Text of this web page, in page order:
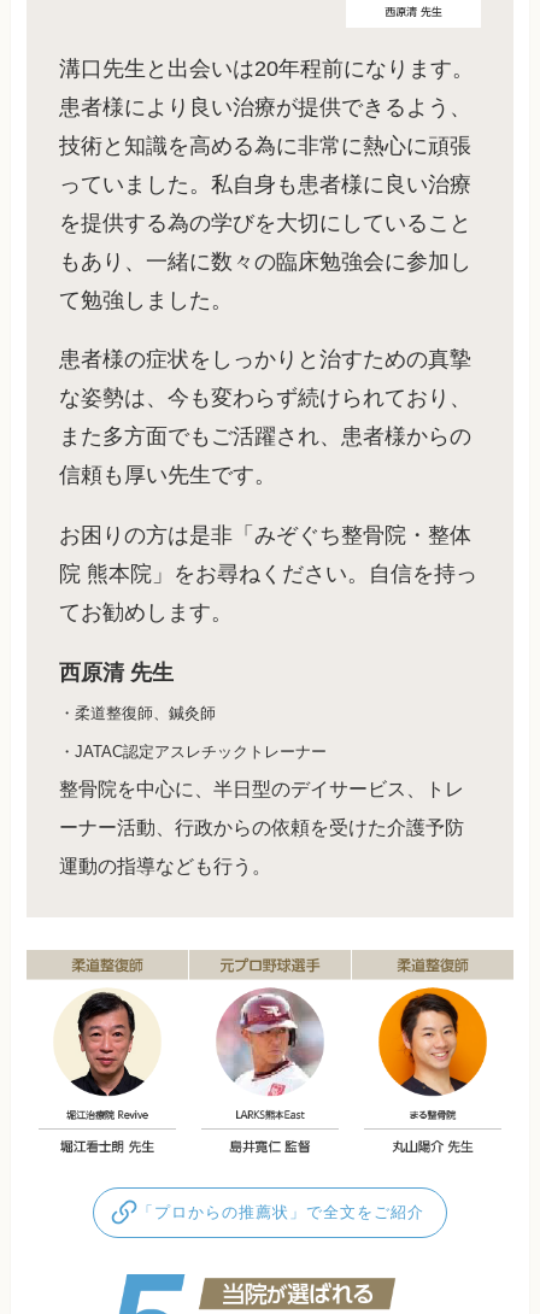
溝口先生と出会いは20年程前になります。
患者様により良い治療が提供できるよう、
技術と知識を高める為に非常に熱心に頑張
っていました。私自身も患者様に良い治療
を提供する為の学びを大切にしていること
もあり、一緒に数々の臨床勉強会に参加し
て勉強しました。
患者様の症状をしっかりと治すための真摯
な姿勢は、今も変わらず続けられており、
また多方面でもご活躍され、患者様からの
信頼も厚い先生です。
お困りの方は是非「みぞぐち整骨院・整体
院 熊本院」をお尋ねください。自信を持っ
てお勧めします。
西原清 先生
・柔道整復師、鍼灸師
・JATAC認定アスレチックトレーナー
整骨院を中心に、半日型のデイサービス、トレ
ーナー活動、行政からの依頼を受けた介護予防
運動の指導なども行う。
「プロからの推薦状」で全文をご紹介